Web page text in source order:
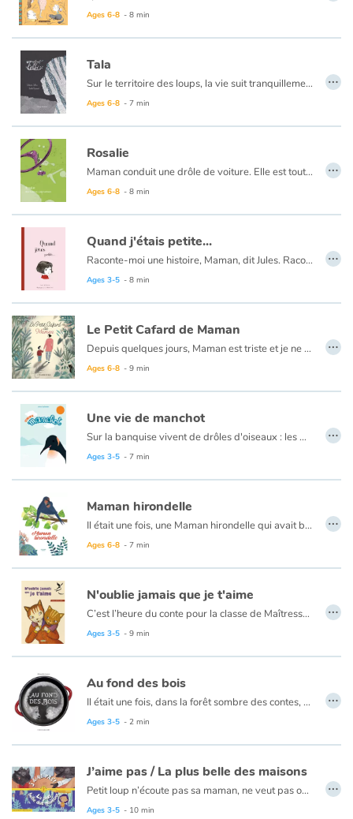
Chacun a de grandes attentes. Mais ils découvriront qu’un bébé, c’est bien joli, mais que ça ne peut pas jouer aussi rapidement qu’ils le souhaiteraient.
Ages 6-8 - 8 min
Tala
Sur le territoire des loups, la vie suit tranquillement son cours. Tala, l'enfant sauvage, y grandit jour après jour. Mais une étrange bête va croiser son chemin… et changer son destin !
Ages 6-8 - 7 min
…
Rosalie
Maman conduit une drôle de voiture. Elle est tout en plastique, mais elle roule vraiment ! Avec elle, on ne s’ennuie jamais et tout semble possible. Quand on grimpe dedans, c’est pour parcourir ensemble les routes escarpées de la vie. À l’aventure, par monts et par vaux !
Ages 6-8 - 8 min
…
Quand j'étais petite...
Raconte-moi une histoire, Maman, dit Jules. Raconte-moi quand tu étais petite, toi aussi…
Ages 3-5 - 8 min
…
Le Petit Cafard de Maman
Depuis quelques jours, Maman est triste et je ne sais pas quoi faire pour l’aider… Papa m’explique qu’elle a un petit cafard qui la fatigue. Mais, qu’est-ce que c’est un cafard ? Je demande à ma sœur, à mon maître d’école et ni une, ni deux, j’entreprends des inventions pour capturer ce petit insecte et protéger Maman !
Ages 6-8 - 9 min
…
Une vie de manchot
Sur la banquise vivent de drôles d'oiseaux : les manchots. S'ils ne savent pas voler, ce sont d'excellents nageurs !
Une fois par an, les manchots s'enfoncent dans les terres, en cadence et à la queue leu leu… mais où vont-ils ? C'est l'heure de leur rendez-vous galant ! Ils vont s'accoupler et donner naissance à la prochaine génération.
Ages 3-5 - 7 min
…
Maman hirondelle
Il était une fois, une Maman hirondelle qui avait bien du chagrin ce matin là. Elle venait de perdre un petit oeuf auquel elle tenait énormément. Son fils Gabriel tentait de la consoler, avec beaucoup de douceur et d'empathie.
Retrouvez ce livre en anglais ici :Mama Bird.
Ages 6-8 - 7 min
…
N'oublie jamais que je t'aime
C’est l’heure du conte pour la classe de Maîtresse Amandine. Hélène la bibliothécaire commence à lire… Mon trésor, petit monstre, toutouille, p'tit pou, boubou, saucissette..., ils en ont des jolis p'tits noms, à la maison, les enfants. Mais, chez Valentin, point de mots doux ; sa maman est si fatiguée qu'elle n'a plus que des mots durs, des mots tout noirs qui étouffent. Une belle histoire, simple et émouvante, portée des dessins d'une infinie tendresse.
Ages 3-5 - 9 min
…
Au fond des bois
Il était une fois, dans la forêt sombre des contes, une enfant égarée.
Ages 3-5 - 2 min
…
J’aime pas / La plus belle des maisons
Petit loup n’écoute pas sa maman, ne veut pas obéir, n’en fait qu’à sa tête. Mais peut-on dire non à un gros câlin ?!
Ages 3-5 - 10 min
…